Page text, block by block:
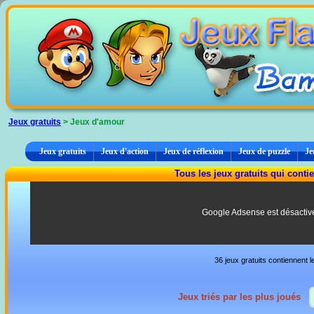
Jeux gratuits > Jeux d'amour
Jeux gratuits Jeux d'action Jeux de réflexion Jeux de puzzle
Tous les jeux gratuits qui
Google Adsense est
36 jeux gratuits contiennent
Jeux triés par les plus joués
Panneau de gestion des cookies